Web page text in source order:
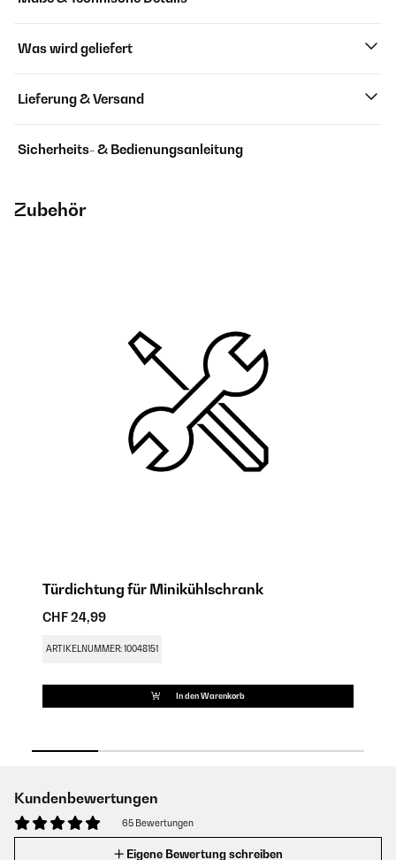
Was wird geliefert
Lieferung & Versand
Sicherheits- & Bedienungsanleitung
Zubehör
Türdichtung für Minikühlschrank
CHF 24,99
ARTIKELNUMMER: 10048151
In den Warenkorb
Kundenbewertungen
65 Bewertungen
Eigene Bewertung schreiben